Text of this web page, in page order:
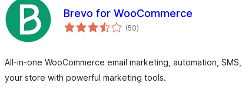
Brevo for WooCommerce
(50કુલ
રેટિંગ્સ
)
All-in-one WooCommerce email marketing, automation,
your store with powerful marketing tools.